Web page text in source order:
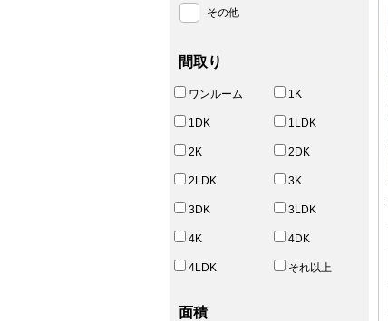
その他
間取り
ワンルーム 1K
1DK 1LDK
2K 2DK
2LDK 3K
3DK 3LDK
4K 4DK
4LDK それ以上
面積